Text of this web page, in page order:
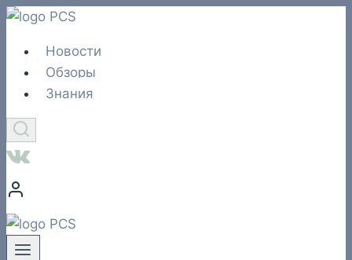
Перейти
содержимому
Новости
Обзоры
Знания